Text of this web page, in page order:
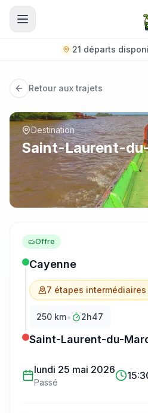
Aller au contenu principal
21 départs
Retour aux trajets
Destination
Saint-Laurent-
Offre
Cayenne
7 étapes intermédiaires
250 km• 2h47
Saint-Laurent-du-
lundi 25 mai 2026
Passé